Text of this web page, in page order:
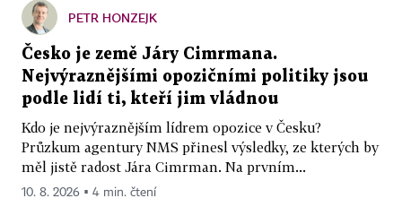
PETR HONZEJK
Česko je země Járy Cimrmana.
Nejvýraznějšími opozičními politiky jsou
podle lidí ti, kteří jim vládnou
Kdo je nejvýraznějším lídrem opozice v Česku?
Průzkum agentury NMS přinesl výsledky, ze kterých by
měl jistě radost Jára Cimrman. Na prvním...
10. 8. 2026 ▪ 4 min. čtení